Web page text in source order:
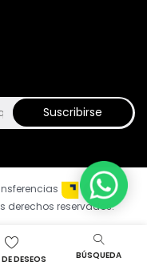
Suscribirse
derechos reservados.
DESEOS BÚSQUEDA